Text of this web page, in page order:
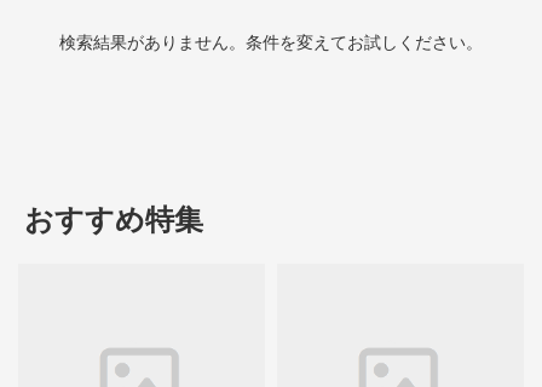
検索結果がありません。条件を変えてお試しください。
おすすめ特集